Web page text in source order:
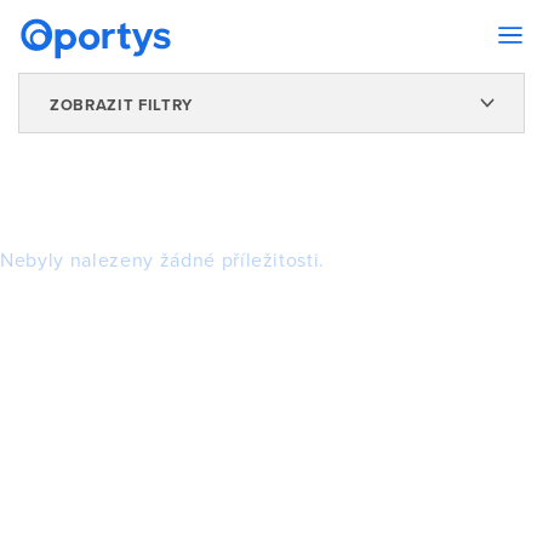
ZOBRAZIT FILTRY
Nebyly nalezeny žádné příležitosti.